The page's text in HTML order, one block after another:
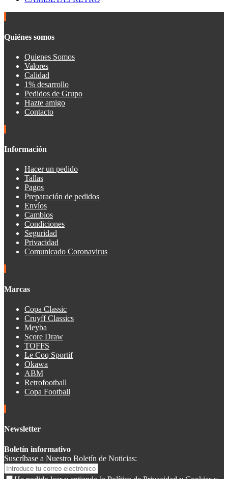
Quiénes somos
Quienes Somos
Valores
Calidad
1% desarrollo
Pedidos de Grupo
Hazte amigo
Contacto
Información
Hacer un pedido
Tallas
Pagos
Preparación de pedidos
Envíos
Cambios
Condiciones
Seguridad
Privacidad
Comunicado Coronavirus
Marcas
Copa Classic
Cruyff Classics
Meyba
Score Draw
TOFFS
Le Coq Sportif
Okawa
ABM
Retrofootball
Copa Football
Newsletter
Boletín informativo
Suscríbase a Nuestro Boletín de Noticias: